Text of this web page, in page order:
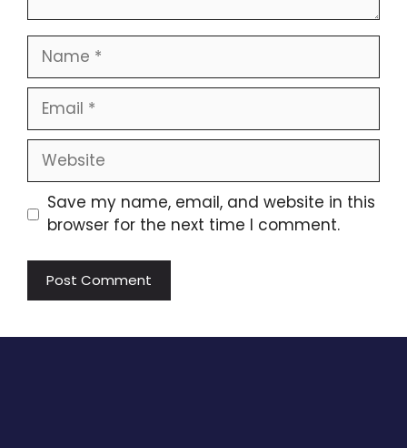
Name
Email
Website
Save my name, email, and website in this
browser for the next time I comment.